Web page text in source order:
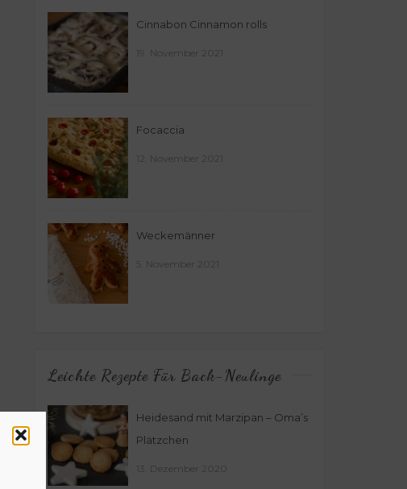
Cinnabon Cinnamon rolls
19. November 2021
Focaccia
12. November 2021
Weckemänner
5. November 2021
Leichte Rezepte Für Back-Neulinge
Heidesand mit Marzipan – Oma’s
Plätzchen
13. Dezember 2020